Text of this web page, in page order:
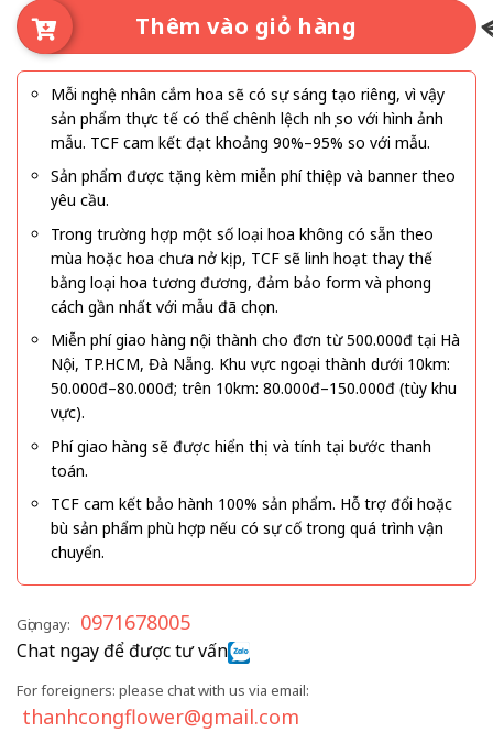
Thêm vào giỏ hàng
Mỗi nghệ nhân cắm hoa sẽ có sự sáng tạo riêng, vì vậy
sản phẩm thực tế có thể chênh lệch nhẹ so với hình ảnh
mẫu. TCF cam kết đạt khoảng 90%–95% so với mẫu.
Sản phẩm được tặng kèm miễn phí thiệp và banner theo
yêu cầu.
Trong trường hợp một số loại hoa không có sẵn theo
mùa hoặc hoa chưa nở kịp, TCF sẽ linh hoạt thay thế
bằng loại hoa tương đương, đảm bảo form và phong
cách gần nhất với mẫu đã chọn.
Miễn phí giao hàng nội thành cho đơn từ 500.000đ tại Hà
Nội, TP.HCM, Đà Nẵng. Khu vực ngoại thành dưới 10km:
50.000đ–80.000đ; trên 10km: 80.000đ–150.000đ (tùy khu
vực).
Phí giao hàng sẽ được hiển thị và tính tại bước thanh
toán.
TCF cam kết bảo hành 100% sản phẩm. Hỗ trợ đổi hoặc
bù sản phẩm phù hợp nếu có sự cố trong quá trình vận
chuyển.
Gọi ngay: 0971678005
Chat ngay để được tư vấn
For foreigners: please chat with us via email:
thanhcongflower@gmail.com